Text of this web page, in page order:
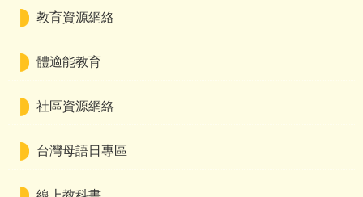
教育資源網絡
體適能教育
社區資源網絡
台灣母語日專區